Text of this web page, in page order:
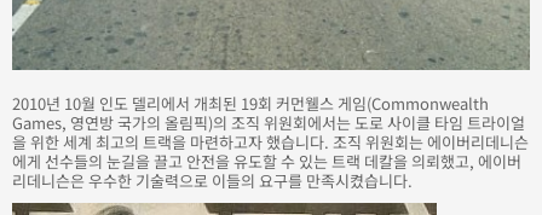
2010년 10월 인도 델리에서 개최된 19회 커먼웰스 게임(Commonwealth
Games, 영연방 국가의 올림픽)의 조직 위원회에서는 도로 사이클 타임 트라이얼
을 위한 세계 최고의 트랙을 마련하고자 했습니다. 조직 위원회는 에이버리데니슨
에게 선수들의 눈길을 끌고 안전을 유도할 수 있는 트랙 데칼을 의뢰했고, 에이버
리데니슨은 우수한 기술력으로 이들의 요구를 만족시켰습니다.